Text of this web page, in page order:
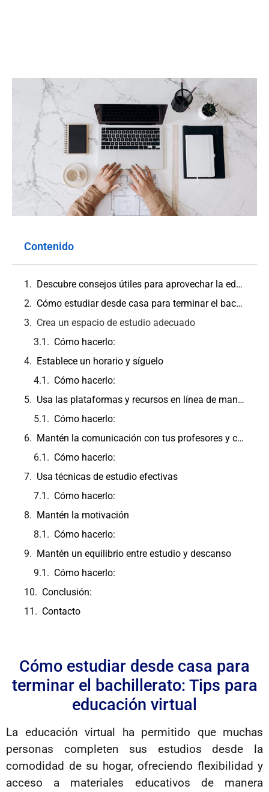
Contenido
Descubre consejos útiles para aprovechar la educación virtual y estudiar desde casa para terminar el bachillerato. ¡Logra tus objetivos con flexibilidad y organización!
Cómo estudiar desde casa para terminar el bachillerato: Tips para educación virtual
Crea un espacio de estudio adecuado
Cómo hacerlo:
Establece un horario y síguelo
Cómo hacerlo:
Usa las plataformas y recursos en línea de manera eficiente
Cómo hacerlo:
Mantén la comunicación con tus profesores y compañeros
Cómo hacerlo:
Usa técnicas de estudio efectivas
Cómo hacerlo:
Mantén la motivación
Cómo hacerlo:
Mantén un equilibrio entre estudio y descanso
Cómo hacerlo:
Conclusión:
Contacto
Cómo estudiar desde casa para
terminar el bachillerato: Tips para
educación virtual
La educación virtual ha permitido que muchas
personas completen sus estudios desde la
comodidad de su hogar, ofreciendo flexibilidad y
acceso a materiales educativos de manera